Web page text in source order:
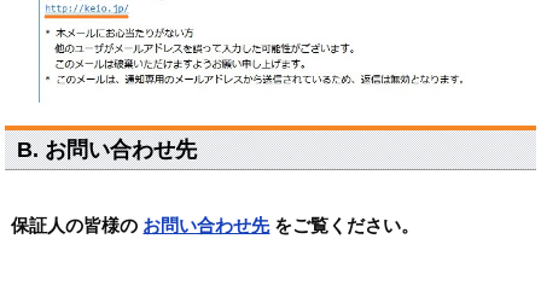
B. お問い合わせ先
保証人の皆様の お問い合わせ先をご覧ください。